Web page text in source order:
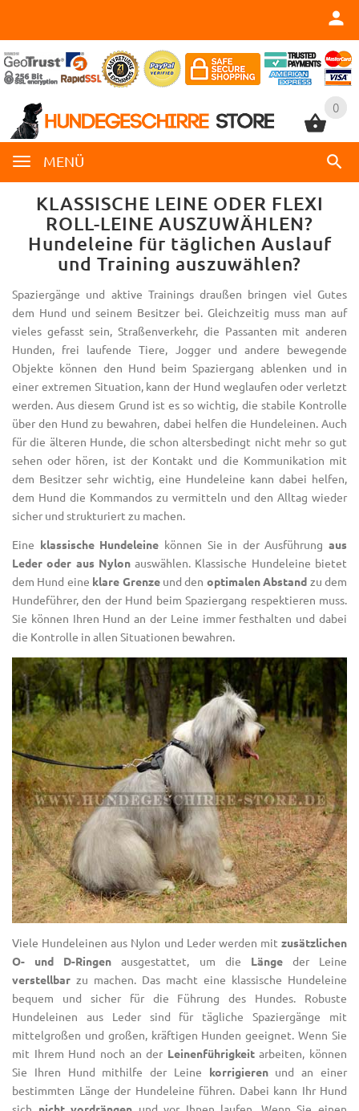
0
MENÜ
0
KLASSISCHE LEINE ODER FLEXI
ROLL-LEINE AUSZUWÄHLEN?
Hundeleine für täglichen Auslauf
und Training auszuwählen?
Spaziergänge und aktive Trainings draußen bringen viel Gutes
dem Hund und seinem Besitzer bei. Gleichzeitig muss man auf
vieles gefasst sein, Straßenverkehr, die Passanten mit anderen
Hunden, frei laufende Tiere, Jogger und andere bewegende
Objekte können den Hund beim Spaziergang ablenken und in
einer extremen Situation, kann der Hund weglaufen oder verletzt
werden. Aus diesem Grund ist es so wichtig, die stabile Kontrolle
über den Hund zu bewahren, dabei helfen die Hundeleinen. Auch
für die älteren Hunde, die schon altersbedingt nicht mehr so gut
sehen oder hören, ist der Kontakt und die Kommunikation mit
dem Besitzer sehr wichtig, eine Hundeleine kann dabei helfen,
dem Hund die Kommandos zu vermitteln und den Alltag wieder
sicher und strukturiert zu machen.
Eine klassische Hundeleine können Sie in der Ausführung aus
Leder oder aus Nylonauswählen. Klassische Hundeleine bietet
dem Hund eine klare Grenzeund den optimalen Abstand zu dem
Hundeführer, den der Hund beim Spaziergang respektieren muss.
Sie können Ihren Hund an der Leine immer festhalten und dabei
die Kontrolle in allen Situationen bewahren.
Viele Hundeleinen aus Nylon und Leder werden mit zusätzlichen
O- und D-Ringenausgestattet, um die Länge der Leine
verstellbar zu machen. Das macht eine klassische Hundeleine
bequem und sicher für die Führung des Hundes. Robuste
Hundeleinen aus Leder sind für tägliche Spaziergänge mit
mittelgroßen und großen, kräftigen Hunden geeignet. Wenn Sie
mit Ihrem Hund noch an der Leinenführigkeitarbeiten, können
Sie Ihren Hund mithilfe der Leine korrigieren und an einer
bestimmten Länge der Hundeleine führen. Dabei kann Ihr Hund